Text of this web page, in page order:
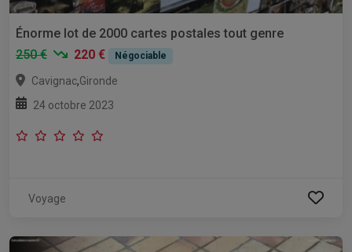
Énorme lot de 2000 cartes postales tout genre
250 €
220 € Négociable
Cavignac,Gironde
24 octobre 2023
Voyage